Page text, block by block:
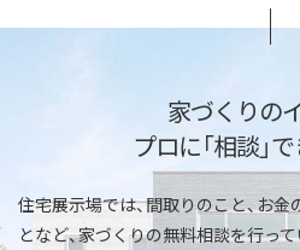
家づくりの
プロに「相談」
住宅展示場では、間取りのこと、お金
となど、家づくりの無料相談を行って